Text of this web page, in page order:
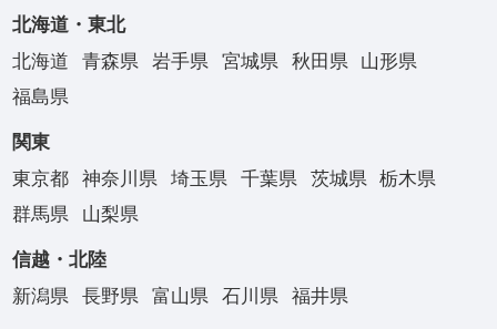
北海道・東北
北海道
青森県 岩手県 宮城県 秋田県
山形県
福島県
関東
東京都
神奈川県 埼玉県 千葉県 茨城県
栃木県
群馬県
山梨県
信越・北陸
新潟県
長野県 富山県 石川県 福井県